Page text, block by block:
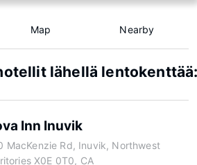
Map Nearby
lähellä
Inn Inuvik
MacKenzie Rd, Inuvik, Northwest
X0E 0T0, CA